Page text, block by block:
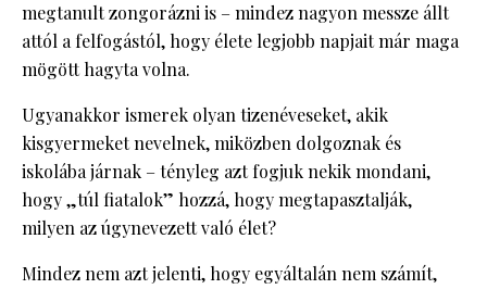
megtanult zongorázni is – mindez nagyon messze állt
attól a felfogástól, hogy élete legjobb napjait már maga
mögött hagyta volna.
Ugyanakkor ismerek olyan tizenéveseket, akik
kisgyermeket nevelnek, miközben dolgoznak és
iskolába járnak – tényleg azt fogjuk nekik mondani,
hogy „túl fiatalok” hozzá, hogy megtapasztalják,
milyen az úgynevezett való élet?
Mindez nem azt jelenti, hogy egyáltalán nem számít,